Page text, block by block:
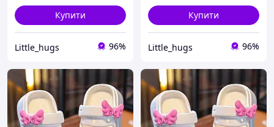
Купити
Little_hugs 96%
Купити
Little_hugs 96%